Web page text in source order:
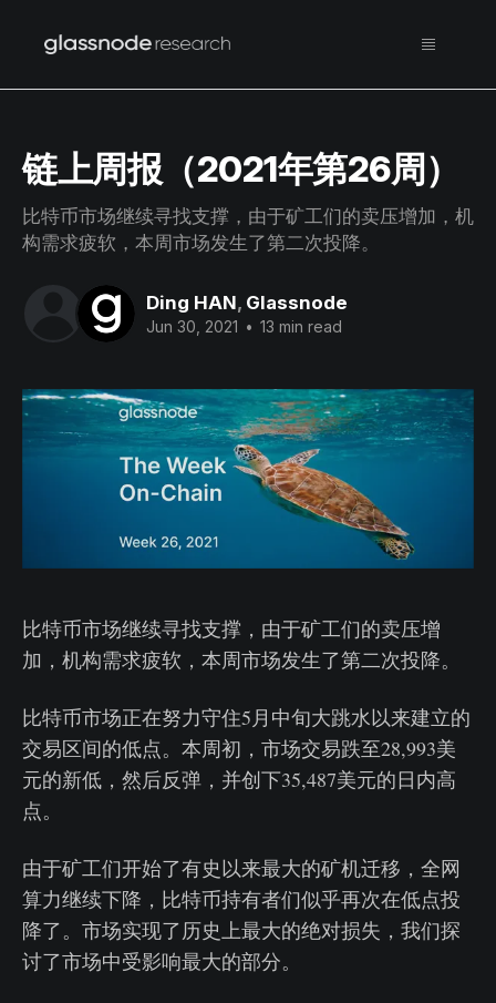
链上周报（2021年第26周）
比特币市场继续寻找支撑，由于矿工们的卖压增加，机
构需求疲软，本周市场发生了第二次投降。
Ding HAN, Glassnode
Jun 30, 2021 • 13 min read
比特币市场继续寻找支撑，由于矿工们的卖压增
加，机构需求疲软，本周市场发生了第二次投降。
比特币市场正在努力守住5月中旬大跳水以来建立的
交易区间的低点。本周初，市场交易跌至28,993美
元的新低，然后反弹，并创下35,487美元的日内高
点。
由于矿工们开始了有史以来最大的矿机迁移，全网
算力继续下降，比特币持有者们似乎再次在低点投
降了。市场实现了历史上最大的绝对损失，我们探
讨了市场中受影响最大的部分。